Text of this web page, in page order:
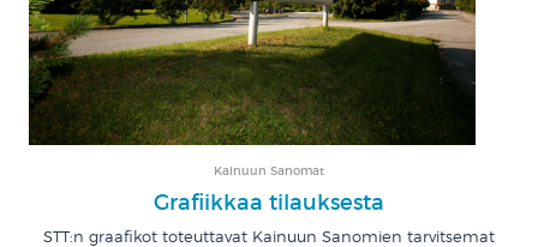
Kainuun Sanomat
Grafiikkaa tilauksesta
STT:n graafikot toteuttavat Kainuun Sanomien tarvitsemat